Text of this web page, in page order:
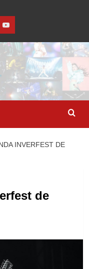
YouTube
INVERFEST DE
de